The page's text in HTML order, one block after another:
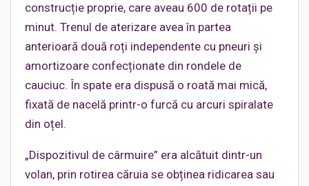
construcție proprie, care aveau 600 de rotații pe
minut. Trenul de aterizare avea în partea
anterioară două roți independente cu pneuri și
amortizoare confecționate din rondele de
cauciuc. În spate era dispusă o roată mai mică,
fixată de nacelă printr-o furcă cu arcuri spiralate
din oțel.
„Dispozitivul de cârmuire” era alcătuit dintr-un
volan, prin rotirea căruia se obținea ridicarea sau